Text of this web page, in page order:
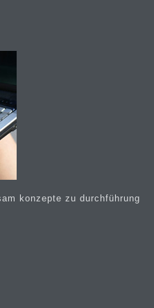
konzepte zu durchführung